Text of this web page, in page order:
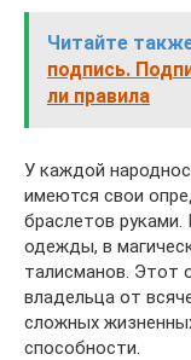
Читайте
подпись.
ли правила
У каждой
имеются свои
браслетов
одежды, в
талисманов. Этот
владельца от
сложных
способности.